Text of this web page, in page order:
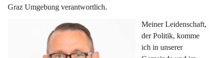
Graz Umgebung verantwortlich.
Meiner Leidenschaft,
der Politik, komme
ich in unserer